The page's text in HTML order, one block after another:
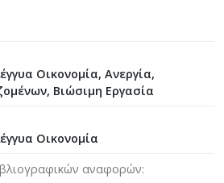
Οικονομία, Ανεργία,
Βιώσιμη Εργασία
Οικονομία
αναφορών